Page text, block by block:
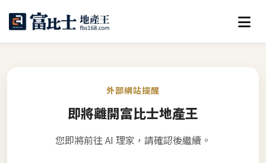
外部網站提醒
即將離開富比士地產王
您即將前往 AI 理家，請確認後繼續。